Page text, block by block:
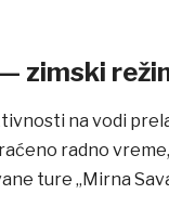
zimski
na vodi
radno
ture „Mirna